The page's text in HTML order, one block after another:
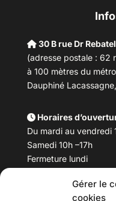
Gérer le
cookies
30 B rue Dr
(adresse postale : 62
à 100 mètres du
Dauphiné
Horaires
Du mardi au vendredi
Samedi 10h –17h
Fermeture lundi
Téléphone : 04 78